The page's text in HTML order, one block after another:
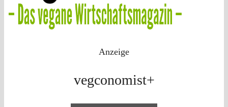
Anzeige
vegconomist+